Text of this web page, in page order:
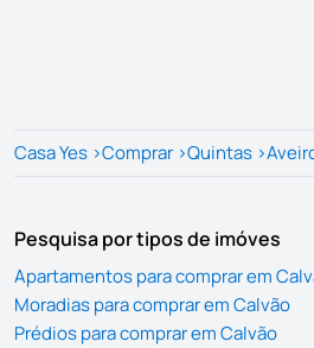
Casa Yes >Comprar >Quintas >
Pesquisa por tipos de imóves
Apartamentos para comprar em
Moradias para comprar em Calvão
Prédios para comprar em Calvão